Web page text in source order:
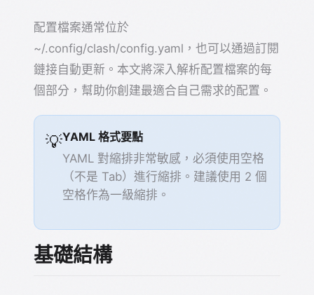
配置檔案通常位於
~/.config/clash/config.yaml，也可以通過訂閱
鏈接自動更新。本文將深入解析配置檔案的每
個部分，幫助你創建最適合自己需求的配置。
💡YAML 格式要點
YAML 對縮排非常敏感，必須使用空格
（不是 Tab）進行縮排。建議使用 2 個
空格作為一級縮排。
基礎結構